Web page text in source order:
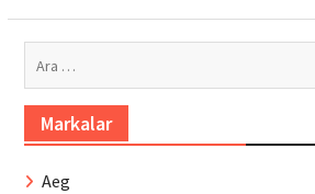
Markalar
Aeg